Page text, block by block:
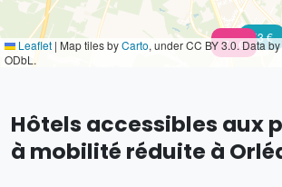
71 €
n.c. 53 €
Leaflet | Map tiles byCarto, under CC BY 3.0. Data
ODbL.
Hôtels accessibles aux
à mobilité réduite à